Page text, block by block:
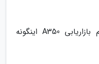
ماریسا لوکاس-یوجنا، رئیس تیم بازاریابی A350 اینگونه